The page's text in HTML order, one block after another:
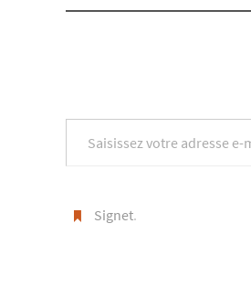
Saisissez votre adresse e-mail…
Signet.